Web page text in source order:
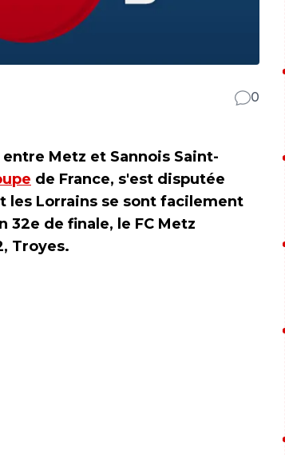
0
Metz et Sannois Saint-
de France, s'est disputée
les Lorrains se sont facilement
32e de finale, le FC Metz
Troyes.